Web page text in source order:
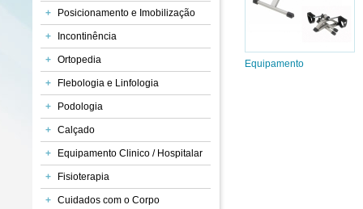
+ Posicionamento e Imobilização
+ Incontinência
+ Ortopedia
+ Flebologia e Linfologia
+ Podologia
+ Calçado
+ Equipamento Clinico / Hospitalar
+ Fisioterapia
+ Cuidados com o Corpo
Equipamento